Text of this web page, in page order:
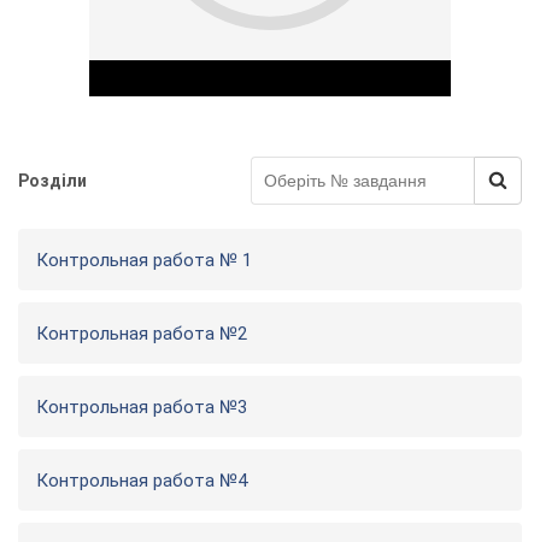
Розділи
Контрольная работа № 1
Контрольная работа №2
Контрольная работа №3
Контрольная работа №4